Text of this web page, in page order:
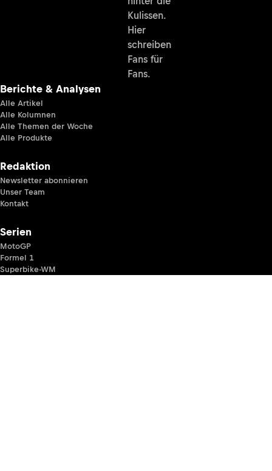
Kulissen.
Hier
schreiben
Fans für
Fans.
Berichte & Analysen
Alle Artikel
Alle Kolumnen
Alle Themen der Woche
Alle Produkte
Redaktion
Newsletter abonnieren
Unser Team
Kontakt
Serien
MotoGP
Formel 1
Superbike-WM